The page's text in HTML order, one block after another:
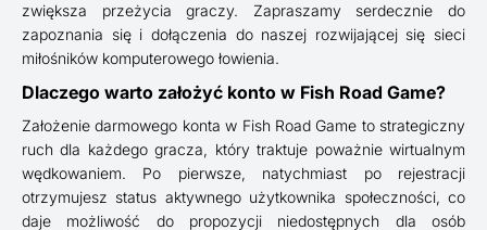
zwiększa przeżycia graczy. Zapraszamy serdecznie do
zapoznania się i dołączenia do naszej rozwijającej się sieci
miłośników komputerowego łowienia.
Dlaczego warto założyć konto w Fish Road Game?
Założenie darmowego konta w Fish Road Game to strategiczny
ruch dla każdego gracza, który traktuje poważnie wirtualnym
wędkowaniem. Po pierwsze, natychmiast po rejestracji
otrzymujesz status aktywnego użytkownika społeczności, co
daje możliwość do propozycji niedostępnych dla osób